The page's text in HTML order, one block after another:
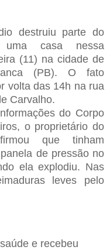
destruiu parte do
casa nessa
(11) na cidade de
(PB). O fato
volta das 14h na rua
Carvalho.
do Corpo
o proprietário do
que tinham
de pressão no
ela explodiu. Nas
leves pelo
e recebeu